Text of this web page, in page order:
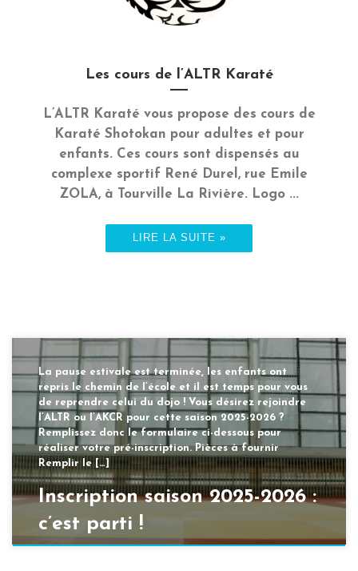
Les cours de l’ALTR Karaté
L’ALTR Karaté vous propose des cours de
Karaté Shotokan pour adultes et pour
enfants. Ces cours sont dispensés au
complexe sportif René Durel, rue Emile
ZOLA, à Tourville La Rivière. Logo ...
LIRE LA SUITE »
La pause estivale est terminée, les enfants ont
repris le chemin de l’école et il est temps pour vous
de reprendre celui du dojo ! Vous désirez rejoindre
l’ALTR ou l’AKCR pour cette saison 2025-2026 ?
Remplissez donc le formulaire ci-dessous pour
réaliser votre pré-inscription. Pièces à fournir
Remplir le […]
Inscription saison 2025-2026 :
c’est parti !